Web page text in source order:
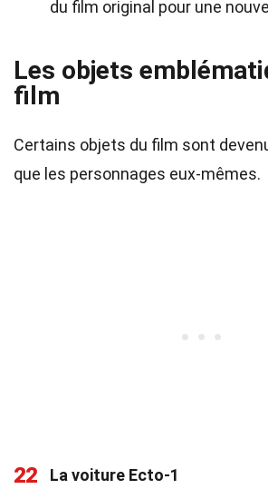
du film original pour une
Les objets
film
Certains objets du film sont
que les personnages eux-mêmes.
22
La voiture Ecto-1